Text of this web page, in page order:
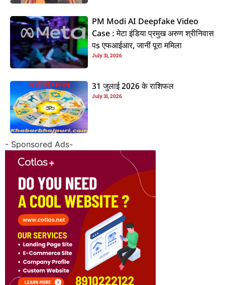
PM Modi AI Deepfake Video
Case : मेटा इंडिया प्रमुख अरुण श्रीनिवास
पs एफआईआर, जानीं पूरा ममिला
July 31, 2026
31 जुलाई 2026 के राशिफल
July 31, 2026
- Sponsored Ads-